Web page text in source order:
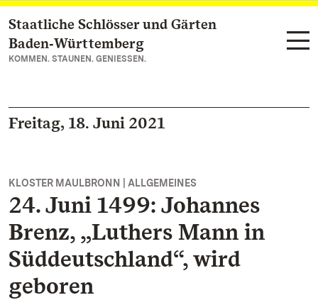
Zum Hauptinhalt springen
Staatliche Schlösser und Gärten
Baden‑Württemberg
KOMMEN. STAUNEN. GENIESSEN.
Freitag, 18. Juni 2021
KLOSTER MAULBRONN | ALLGEMEINES
24. Juni 1499: Johannes
Brenz, „Luthers Mann in
Süddeutschland“, wird
geboren